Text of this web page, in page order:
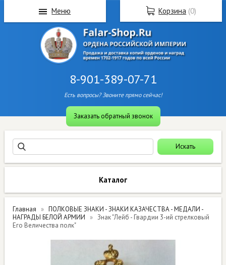
8-901-389-07-71
Есть вопросы? Звоните прямо сейчас!
Заказать обратный звонок
Каталог
Главная
ПОЛКОВЫЕ ЗНАКИ - ЗНАКИ КАЗАЧЕСТВА - МЕДАЛИ -
НАГРАДЫ БЕЛОЙ АРМИИ
Знак "Лейб - Гвардии 3-ий стрелковый
Его Величества полк"
Корзина (0)
Меню